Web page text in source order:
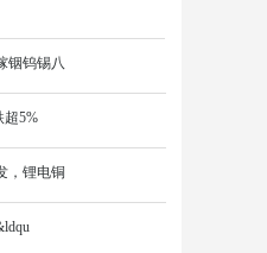
铟钨锡八
超5%
，锂电铜